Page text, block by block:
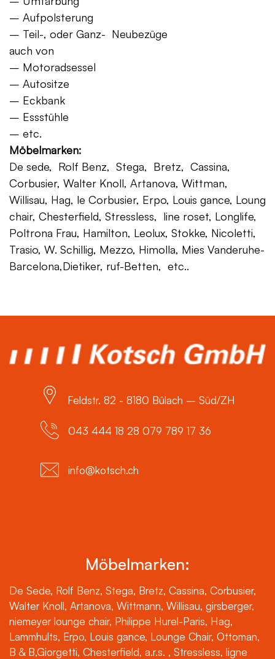
– Aufpolsterung
– Teil-, oder Ganz- Neubezüge
auch von
– Motoradsessel
– Autositze
– Eckbank
– Essstühle
– etc.
Möbelmarken:
De sede, Rolf Benz, Stega, Bretz, Cassina,
Corbusier, Walter Knoll, Artanova, Wittman,
Willisau, Hag, le Corbusier, Erpo, Louis gance, Loung
chair, Chesterfield, Stressless, line roset, Longlife,
Poltrona Frau, Hamilton, Leolux, Stokke, Nicoletti,
Trasio, W. Schillig, Mezzo, Himolla, Mies Vanderuhe-
Barcelona,Dietiker, ruf-Betten, etc..
Feldstr. 82 - 8180 Bülach – Süd/ZH
043 444 18 28 079 789 17 36
info@kotsch.ch
Möbelmarken:
De Sede, Rolf Benz, Stega, Bretz, Cassina, Corbusier,
Walter Knoll, Artanova, Wittmann, Willisau, girsberger,
niemeyer lounge chair, Philippe Hurel-Paris, Hag,
Lammhults, Erpo, Louis gance, Lounge Chair, Ottoman,
B & B,Giorgetti, Chesterfield, a.r.s. , Stressless, ligne